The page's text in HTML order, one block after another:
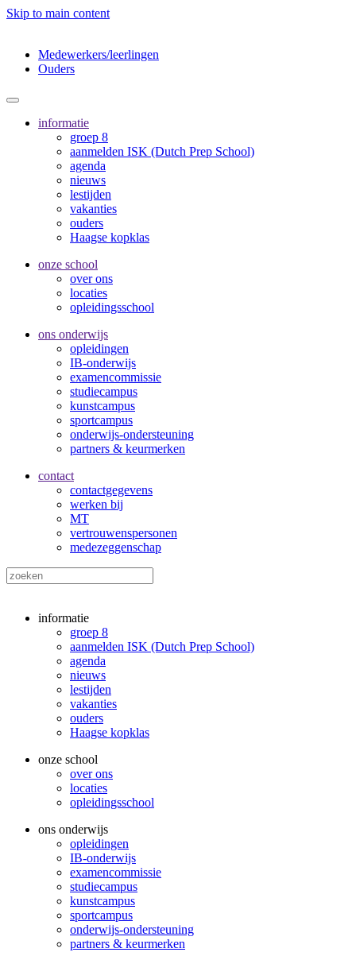
Skip to main content
Medewerkers/leerlingen
Ouders
informatie
groep 8
aanmelden ISK (Dutch Prep School)
agenda
nieuws
lestijden
vakanties
ouders
Haagse kopklas
onze school
over ons
locaties
opleidingsschool
ons onderwijs
opleidingen
IB-onderwijs
examencommissie
studiecampus
kunstcampus
sportcampus
onderwijs-ondersteuning
partners & keurmerken
contact
contactgegevens
werken bij
MT
vertrouwenspersonen
medezeggenschap
informatie
groep 8
aanmelden ISK (Dutch Prep School)
agenda
nieuws
lestijden
vakanties
ouders
Haagse kopklas
onze school
over ons
locaties
opleidingsschool
ons onderwijs
opleidingen
IB-onderwijs
examencommissie
studiecampus
kunstcampus
sportcampus
onderwijs-ondersteuning
partners & keurmerken